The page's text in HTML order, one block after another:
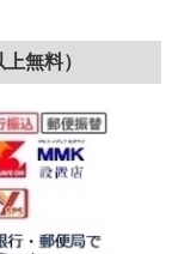
無料）